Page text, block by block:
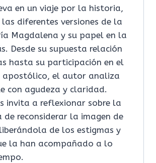
en un viaje por la historia,
diferentes versiones de la
Magdalena y su papel en la
Desde su supuesta relación
hasta su participación en el
apostólico, el autor analiza
con agudeza y claridad.
invita a reflexionar sobre la
de reconsiderar la imagen de
de los estigmas y
la han acompañado a lo